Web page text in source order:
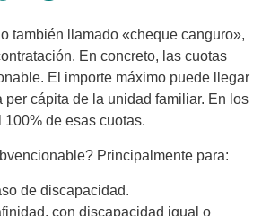
también llamado «cheque canguro»,
En concreto, las cuotas
El importe máximo puede llegar
cápita de la unidad familiar. En los
de esas cuotas.
Principalmente para:
de discapacidad.
con discapacidad igual o